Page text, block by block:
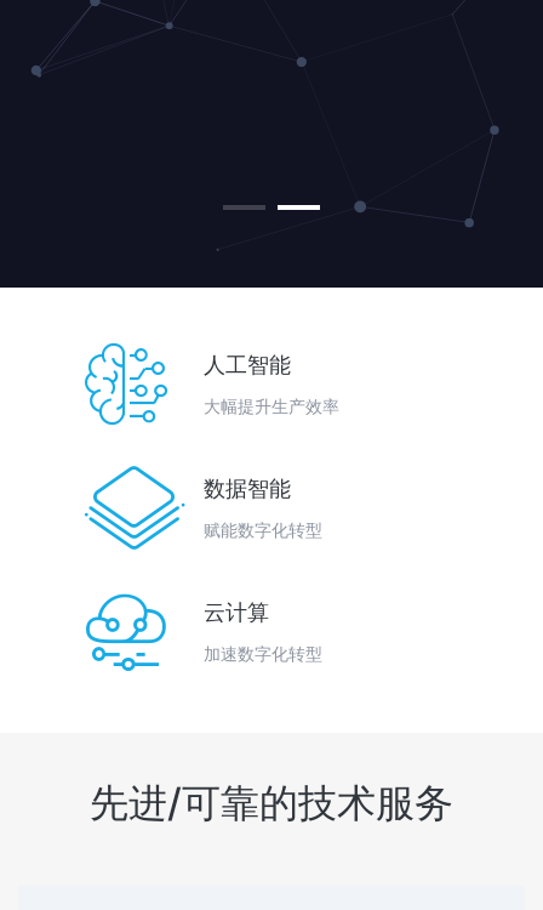
 人工智能
大幅提升生产效率
 数据智能
赋能数字化转型
 云计算
加速数字化转型
先进/可靠的技术服务